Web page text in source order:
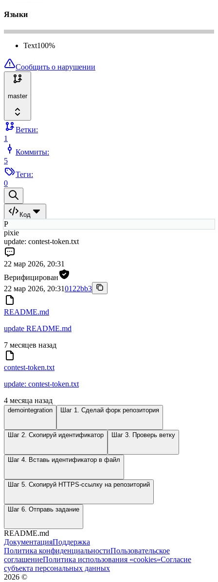
Языки
Text100%
Сообщить о нарушении
master
Ветки:
1
Коммиты:
5
Теги:
0
Код
P
pixie
update: contest-token.txt
22 мар 2026, 20:31
Верифицирован
22 мар 2026, 20:310122bb3
README.md
update README.md
7 месяцев назад
contest-token.txt
update: contest-token.txt
4 месяца назад
demointegration Шаг 1. Сделай форк репозитория
Шаг 2. Скопируй идентификатор Шаг 3. Проверь ветку
Шаг 4. Вставь идентификатор в файл
Шаг 5. Скопируй HTTPS-ссылку на репозиторий
Шаг 6. Отправь задание
README.md
ДокументацияПоддержка
Политика конфиденциальностиПользовательское
соглашениеПолитика использования «cookies»Согласие
субъекта персональных данных
2026 ©